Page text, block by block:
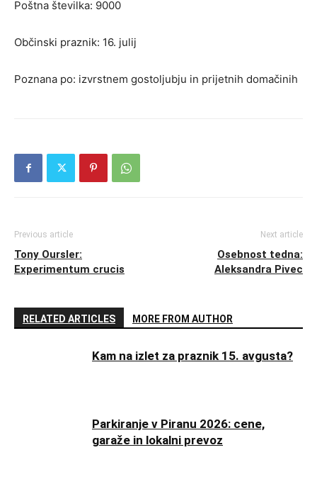
Poštna številka: 9000
Občinski praznik: 16. julij
Poznana po: izvrstnem gostoljubju in prijetnih domačinih
Previous article
Tony Oursler:
Experimentum crucis
Next article
Osebnost tedna:
Aleksandra Pivec
RELATED ARTICLES MORE FROM AUTHOR
Kam na izlet za praznik 15. avgusta?
Parkiranje v Piranu 2026: cene,
garaže in lokalni prevoz